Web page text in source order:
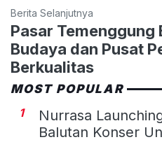
Berita Selanjutnya
Pasar
Budaya dan Pusat
Berkualitas
MOST POPULAR
1
Nurrasa
Balutan Konser